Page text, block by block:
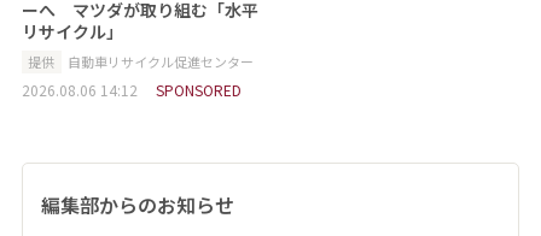
ーへ マツダが取り組む「水平
リサイクル」
提供 自動車リサイクル促進センター
2026.08.06 14:12 SPONSORED
編集部からのお知らせ